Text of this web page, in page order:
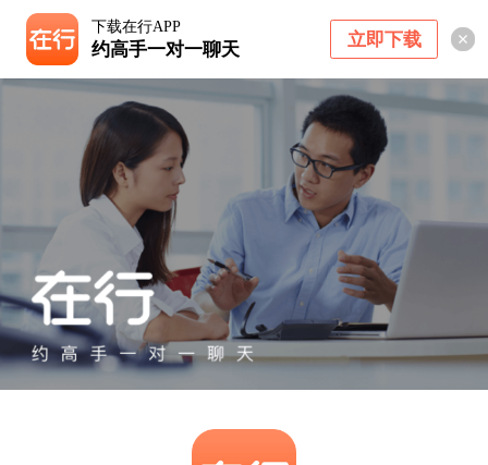
下载在行APP
约高手一对一聊天 立即下载